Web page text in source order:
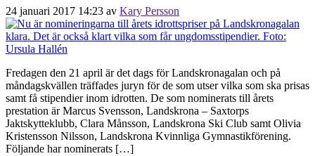
24 januari 2017 14:23 av Kary Persson
Fredagen den 21 april är det dags för Landskronagalan och på
måndagskvällen träffades juryn för de som utser vilka som ska prisas
samt få stipendier inom idrotten. De som nominerats till årets
prestation är Marcus Svensson, Landskrona – Saxtorps
Jaktskytteklubb, Clara Månsson, Landskrona Ski Club samt Olivia
Kristensson Nilsson, Landskrona Kvinnliga Gymnastikförening.
Följande har nominerats […]